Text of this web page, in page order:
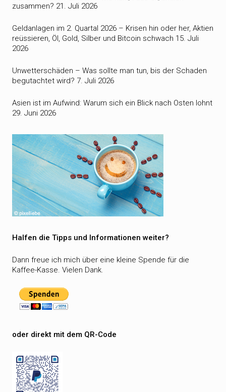
zusammen? 21. Juli 2026
Geldanlagen im 2. Quartal 2026 – Krisen hin oder her, Aktien
reüssieren, Öl, Gold, Silber und Bitcoin schwach 15. Juli
2026
Unwetterschäden – Was sollte man tun, bis der Schaden
begutachtet wird? 7. Juli 2026
Asien ist im Aufwind: Warum sich ein Blick nach Osten lohnt
29. Juni 2026
Halfen die Tipps und Informationen weiter?
Dann freue ich mich über eine kleine Spende für die
Kaffee-Kasse. Vielen Dank.
oder direkt mit dem QR-Code